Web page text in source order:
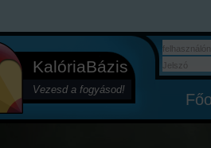
KalóriaBázis
Vezesd a fogyásod!